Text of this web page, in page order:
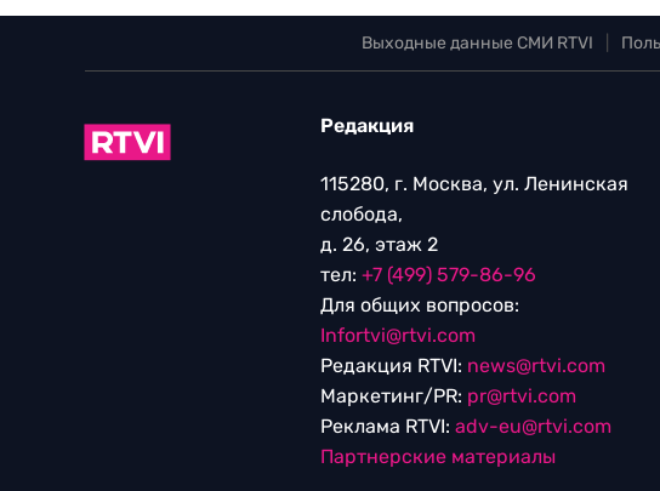
Выходные данные СМИ RTVI
Редакция
115280, г. Москва, ул. Ленинская
слобода,
д. 26, этаж 2
тел: +7 (499) 579-86-96
Для общих вопросов:
Infortvi@rtvi.com
Редакция RTVI: news@rtvi.com
Маркетинг/PR: pr@rtvi.com
Реклама RTVI: adv-eu@rtvi.com
Партнерские материалы